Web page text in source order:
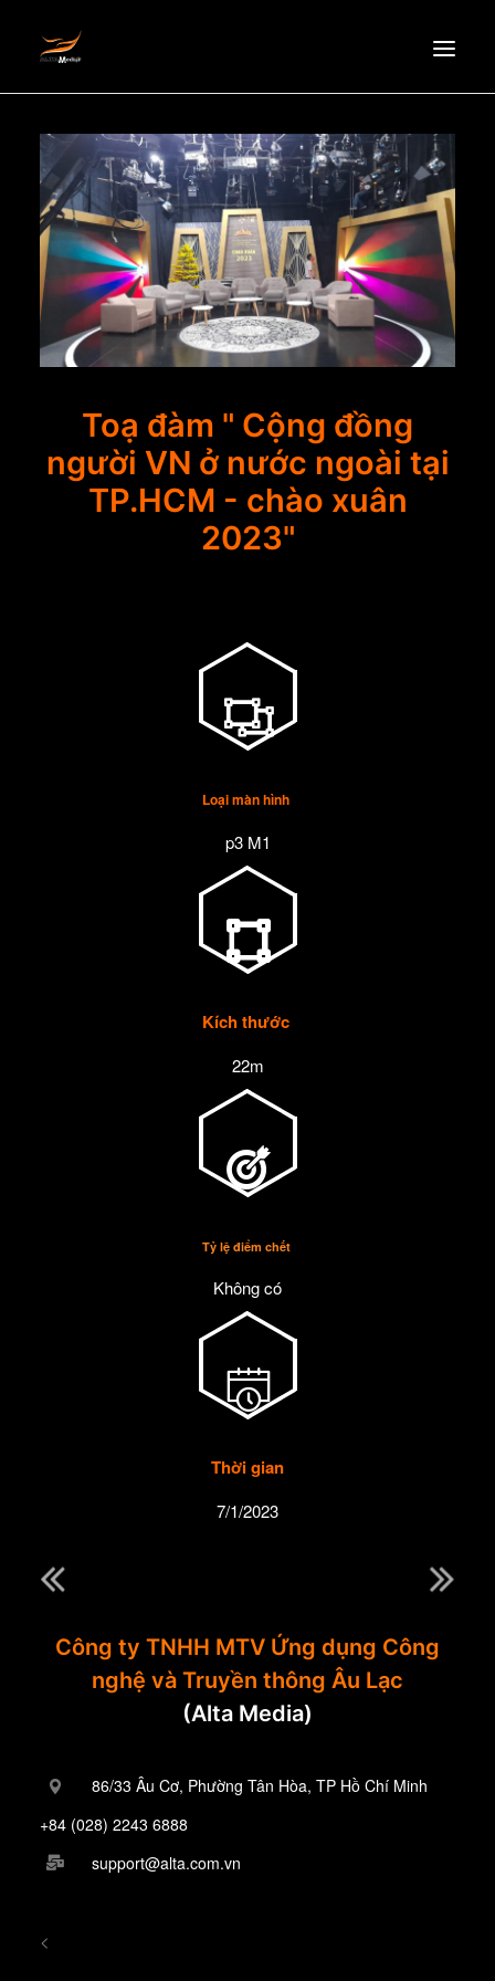
HOMEPAGE
ABOUT US
NEWS
PRODUCTS
PARTNERS
RECRUITMENT
CONTACT
Toạ đàm " Cộng đồng
người VN ở nước ngoài tại
TP.HCM - chào xuân
2023"
Loại màn hình
p3 M1
Kích thước
22m
Tỷ lệ điểm chết
Không có
Thời gian
7/1/2023
Công ty TNHH MTV Ứng dụng Công
nghệ và Truyền thông Âu Lạc
(Alta Media)
86/33 Âu Cơ, Phường Tân Hòa, TP Hồ Chí Minh
+84 (028) 2243 6888
support@alta.com.vn
<